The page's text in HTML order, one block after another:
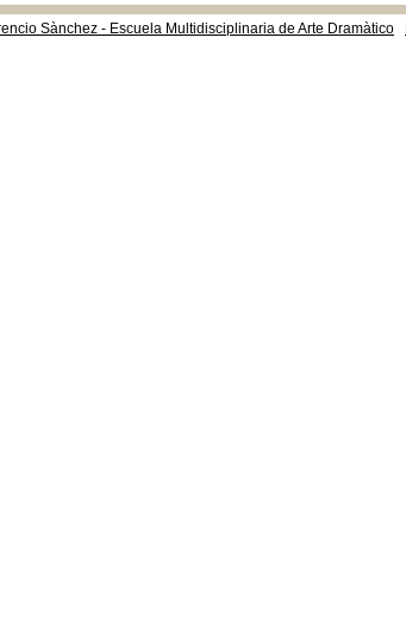
Sànchez - Escuela Multidisciplinaria de Arte Dramàtico